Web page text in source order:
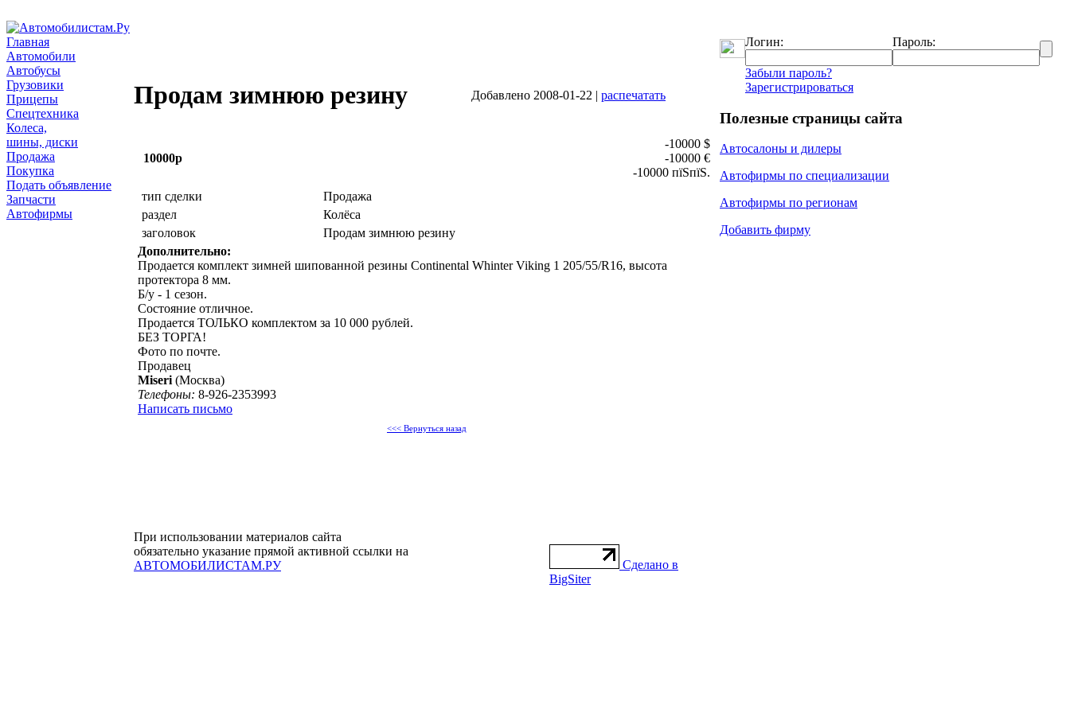
Главная
Автомобили
Автобусы
Грузовики
Прицепы
Спецтехника
Колеса,
шины, диски
Продажа
Покупка
Подать объявление
Запчасти
Автофирмы
Продам зимнюю резину Добавлено 2008-01-22 | распечатать
10000р
-10000 $
-10000 €
-10000 пїЅпїЅ.
тип сделки
Продажа
раздел
Колёса
заголовок
Продам зимнюю резину
Дополнительно:
Продается комплект зимней шипованной резины Continental Whinter Viking 1 205/55/R16, высота
протектора 8 мм.
Б/у - 1 сезон.
Состояние отличное.
Продается ТОЛЬКО комплектом за 10 000 рублей.
БЕЗ ТОРГА!
Фото по почте.
Продавец
Miseri (Москва)
Телефоны: 8-926-2353993
Написать письмо
<<< Вернуться назад
При использовании материалов сайта
обязательно указание прямой активной ссылки на
АВТОМОБИЛИСТАМ.РУ
Сделано в
BigSiter
Логин: Пароль:
Забыли пароль?
Зарегистрироваться
Полезные страницы сайта
Автосалоны и дилеры
Автофирмы по специализации
Автофирмы по регионам
Добавить фирму